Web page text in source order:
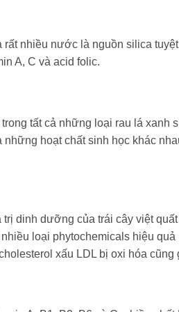
rất nhiều nước là nguồn silica
A, C và acid folic.
tất cả những loại rau lá xanh
những hoạt chất sinh học khác
trị dinh dưỡng của trái cây việt
loại phytochemicals hiệu
xấu LDL bị oxi hóa cũng